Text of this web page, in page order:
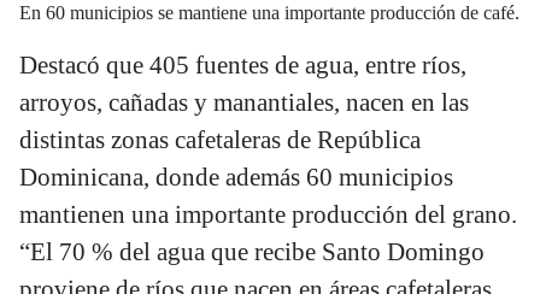
En 60 municipios se mantiene una importante producción de café.
Destacó que 405 fuentes de agua, entre ríos,
arroyos, cañadas y manantiales, nacen en las
distintas zonas cafetaleras de República
Dominicana, donde además 60 municipios
mantienen una importante producción del grano.
“El 70 % del agua que recibe Santo Domingo